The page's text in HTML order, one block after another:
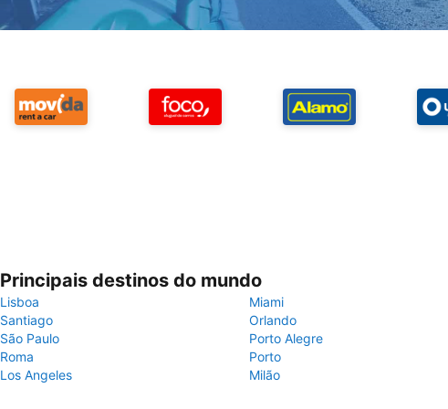
Principais destinos do mundo
Lisboa
Miami
Santiago
Orlando
São Paulo
Porto Alegre
Roma
Porto
Los Angeles
Milão